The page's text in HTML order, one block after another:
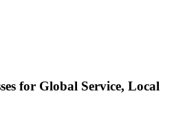
for Global Service, Local